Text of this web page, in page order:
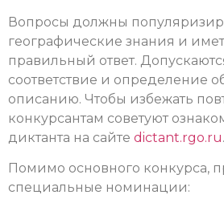
Вопросы должны
географические знания и
правильный ответ.
соответствие и определение
описанию. Чтобы избежать
конкурсантам советуют
диктанта на сайте dictant.rgo.ru.
Помимо основного конкурса,
специальные номинации: